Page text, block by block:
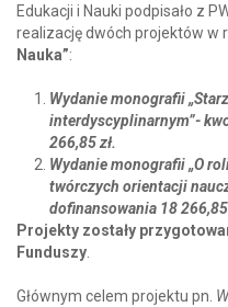
Edukacji i Nauki podpisało z
realizację dwóch projektów w
Nauka”:
Wydanie monografii
interdyscyplinarnym”-
266,85 zł.
Wydanie monografii „O
twórczych orientacji
dofinansowania 18 266,85
Projekty zostały
Funduszy
Głównym celem projektu pn.